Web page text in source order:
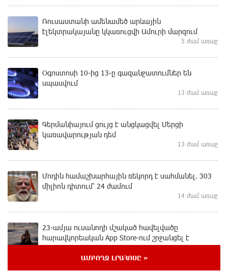
Ռուսաստանի ամենամեծ արևային
էլեկտրակայանը կկառուցվի Ամուրի մարզում
5 ժամ առաջ
Օգոստոսի 10-ից 13-ը գազանջատումներ են
սպասվում
13 ժամ առաջ
Գերմանիայում ցույց է անցկացվել Մերցի
կառավարության դեմ
13 ժամ առաջ
Մոդին համաշխարհային ռեկորդ է սահմանել. 303
միլիոն դիտում՝ 24 ժամում
14 ժամ առաջ
23-ամյա ուսանողի մշակած հավելվածը
հարավկորեական App Store-ում շրջանցել է
նույնիսկ Google Maps-ը
ԱՄԲՈՂՋ ԼՐԱՀՈՍԸ »